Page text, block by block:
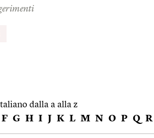
dalla a alla z
F G H I J K L M N O P Q R